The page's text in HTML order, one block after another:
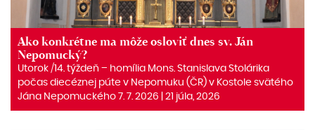
Ako konkrétne ma môže osloviť dnes sv. Ján
Nepomucký?
Utorok /14. týždeň – homília Mons. Stanislava Stolárika
počas diecéznej púte v Nepomuku (ČR) v Kostole svätého
Jána Nepomuckého 7. 7. 2026 | 21 júla, 2026